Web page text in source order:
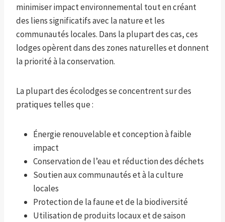
minimiserimpact environnemental tout en créant
des liens significatifs avec la nature et les
communautés locales. Dans la plupart des cas, ces
lodges opèrent dans des zones naturelles et donnent
la priorité à la conservation.
La plupart des écolodges se concentrent sur des
pratiques telles que :
Énergie renouvelable et conception à faible
impact
Conservation de l’eau et réduction des déchets
Soutien aux communautés et à la culture
locales
Protection de la faune et de la biodiversité
Utilisation de produits locaux et de saison